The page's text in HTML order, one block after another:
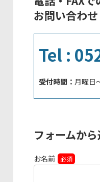
お問い合わせ
Tel :
受付時間： 月曜日
フォームか
お名前 必須